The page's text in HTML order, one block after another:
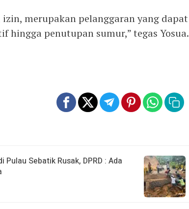
merupakan pelanggaran yang dapat
hingga penutupan sumur,” tegas Yosua.
Sebatik Rusak, DPRD : Ada